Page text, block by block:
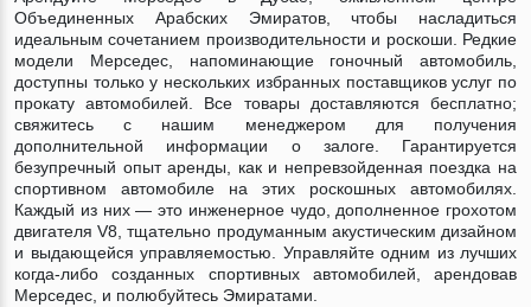
Объединенных Арабских Эмиратов, чтобы насладиться
идеальным сочетанием производительности и роскоши. Редкие
модели Мерседес, напоминающие гоночный автомобиль,
доступны только у нескольких избранных поставщиков услуг по
прокату автомобилей. Все товары доставляются бесплатно;
свяжитесь с нашим менеджером для получения
дополнительной информации о залоге. Гарантируется
безупречный опыт аренды, как и непревзойденная поездка на
спортивном автомобиле на этих роскошных автомобилях.
Каждый из них — это инженерное чудо, дополненное грохотом
двигателя V8, тщательно продуманным акустическим дизайном
и выдающейся управляемостью. Управляйте одним из лучших
когда-либо созданных спортивных автомобилей, арендовав
Мерседес, и полюбуйтесь Эмиратами.